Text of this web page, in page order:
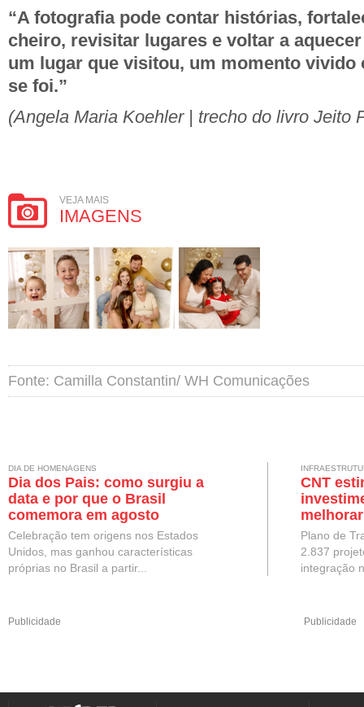
“A fotografia pode contar histórias,
cheiro, revisitar lugares e voltar a
um lugar que visitou, um momento vivido
se foi.”
(Angela Maria Koehler | trecho do livro Jeito
VEJA MAIS
IMAGENS
Fonte: Camilla Constantin/ WH Comunicações
DIA DE HOMENAGENS
Dia dos Pais: como surgiu a
data e por que o Brasil
comemora em agosto
Celebração tem origens nos Estados
Unidos, mas ganhou características
próprias no Brasil a partir...
CNT
Brasil
Plano de
2.837
integração
Publicidade Publicidade